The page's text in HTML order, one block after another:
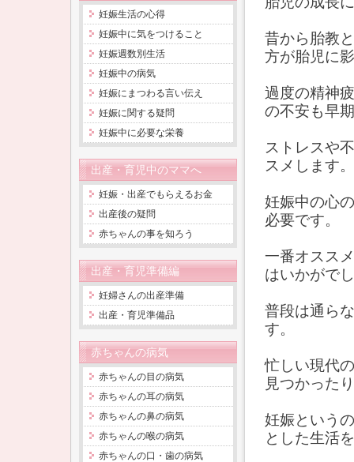
昔から胎教
方が胎児に
過度の精神
の不安も早
ストレスや
スメします。
妊娠中の心
必要です。
一番オスス
はいかがで
普段は通ら
す。
忙しい現代
見つかった
妊娠という
とした生活
妊娠生活の心得
妊娠中に気をつけること
妊娠週数別生活
妊娠中の病気
妊娠にまつわる言い伝え
妊娠に関する疑問
妊娠中に必要な栄養
出産・育児中のママへ
妊娠・出産でもらえるお金
出産後の疑問
赤ちゃんの事を知ろう
出産・育児準備編
妊婦さんの出産準備
出産・育児準備品
赤ちゃんの病気
赤ちゃんの目の病気
赤ちゃんの耳の病気
赤ちゃんの鼻の病気
赤ちゃんの喉の病気
赤ちゃんの口・歯の病気